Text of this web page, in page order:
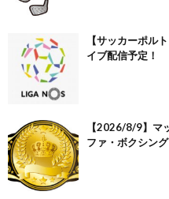
【サッカーポル
イブ配信予定！
【2026/8/9】マ
ファ・ボクシング